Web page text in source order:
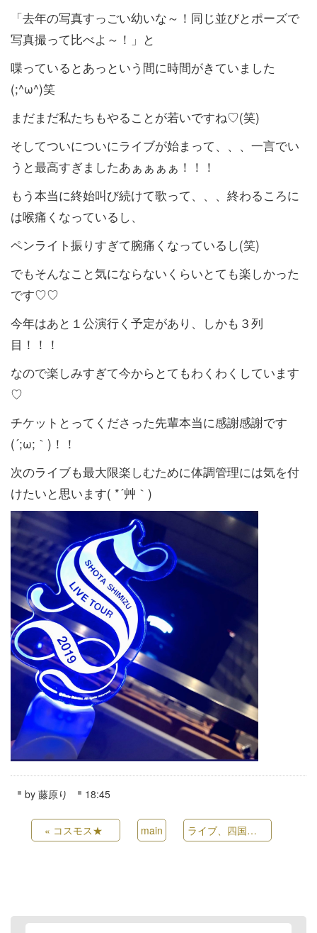
「去年の写真すっごい幼いな～！同じ並びとポーズで
写真撮って比べよ～！」と
喋っているとあっという間に時間がきていました
(;^ω^)笑
まだまだ私たちもやることが若いですね♡(笑)
そしてついについにライブが始まって、、、一言でい
うと最高すぎましたあぁぁぁぁ！！！
もう本当に終始叫び続けて歌って、、、終わるころに
は喉痛くなっているし、
ペンライト振りすぎて腕痛くなっているし(笑)
でもそんなこと気にならないくらいとても楽しかった
です♡♡
今年はあと１公演行く予定があり、しかも３列
目！！！
なので楽しみすぎて今からとてもわくわくしています
♡
チケットとってくださった先輩本当に感謝感謝です
(´;ω;｀)！！
次のライブも最大限楽しむために体調管理には気を付
けたいと思います( *´艸｀)
by 藤原り 18:45
« コスモス★ main ライブ、四国旅行